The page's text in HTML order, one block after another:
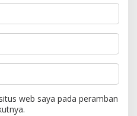
web saya pada peramban